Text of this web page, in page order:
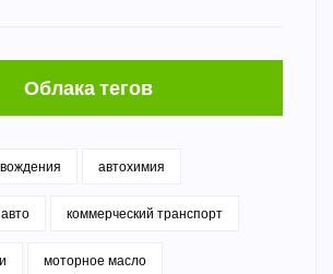
Облака тегов
автохимия
коммерческий транспорт
моторное масло